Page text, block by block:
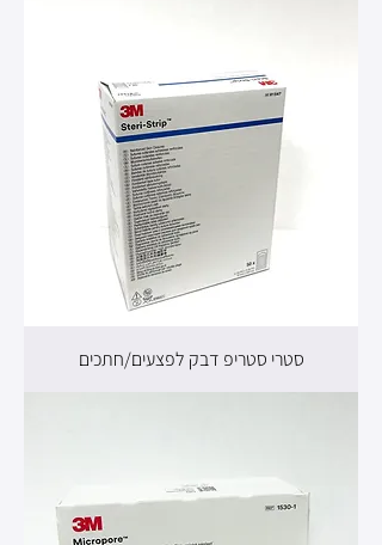
סטרי סטריפ דבק לפצעים/חתכים